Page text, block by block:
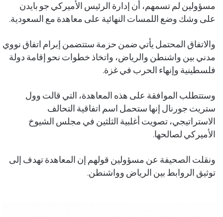
مسؤولين لم تسمهم، أن إدارة الرئيس الأميركي جو بايدن
على وشك وضع اللمسات النهائية على معاهدة مع السعودية.
والاتفاق المحتمل يأتي ضمن حزمة ستتضمن إبرام اتفاق نووي
مدني بين واشنطن والرياض، واتخاذ خطوات نحو إقامة دولة
فلسطينية وإنهاء الحرب في غزة.
وستتطلب الموافقة على هذه المعاهدة، التي قالت وول
ستريت جورنال إنها ستحمل اسم اتفاقية التحالف
الاستراتيجي، تصويت أغلبية الثلثين في مجلس الشيوخ
الأميركي لصالحها.
ونقلت الصحيفة عن مسؤولين قولهم إن المعاهدة تهدف إلى
توثيق الروابط بين الرياض وواشنطن.